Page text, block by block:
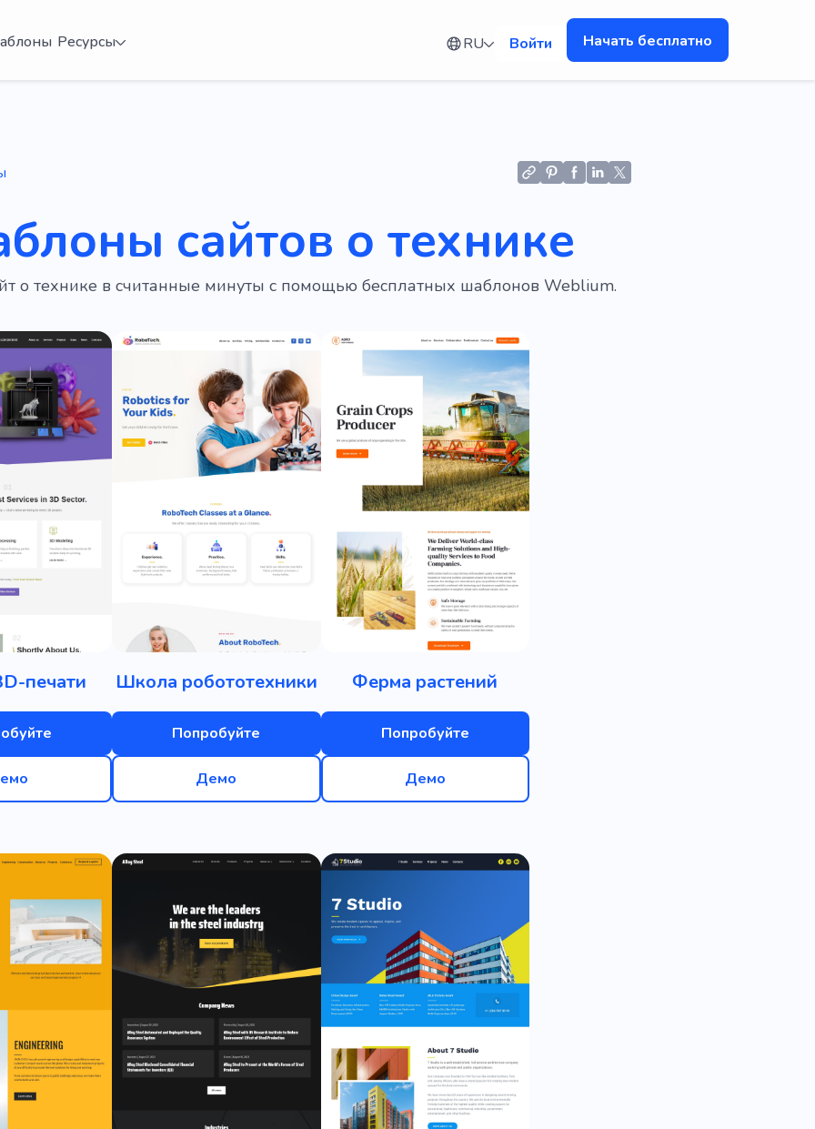
Ресурсы RU Войти Начать бесплатно
сайтов о технике
о технике в считанные минуты с помощью бесплатных шаблонов Weblium.
печати Школа робототехники
Попробуйте
Демо
Ферма растений
Попробуйте
Демо